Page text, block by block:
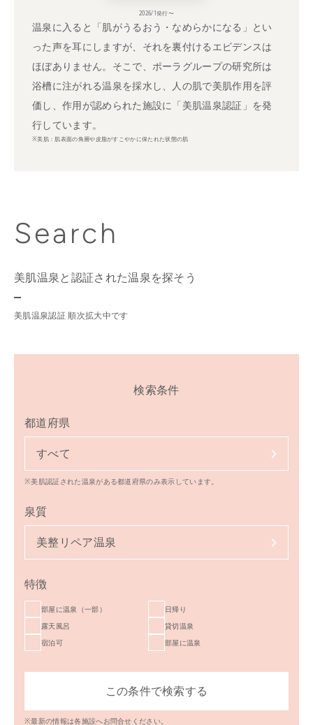
2026/1発行〜
温泉に入ると「肌がうるおう・なめらかになる」とい
った声を耳にしますが、それを裏付けるエビデンスは
ほぼありません。そこで、ポーラグループの研究所は
浴槽に注がれる温泉を採水し、人の肌で美肌作用を評
価し、作用が認められた施設に「美肌温泉認証」を発
行しています。
※美肌：肌表面の角層や皮脂がすこやかに保たれた状態の肌
Search
美肌温泉と認証された温泉を探そう
美肌温泉認証 順次拡大中です
検索条件
都道府県
すべて
※美肌認証された温泉がある都道府県のみ表示しています。
泉質
美整リペア温泉
特徴
部屋に温泉（一部）
日帰り
露天風呂
貸切温泉
宿泊可
部屋に温泉
※最新の情報は各施設へお問合せください。